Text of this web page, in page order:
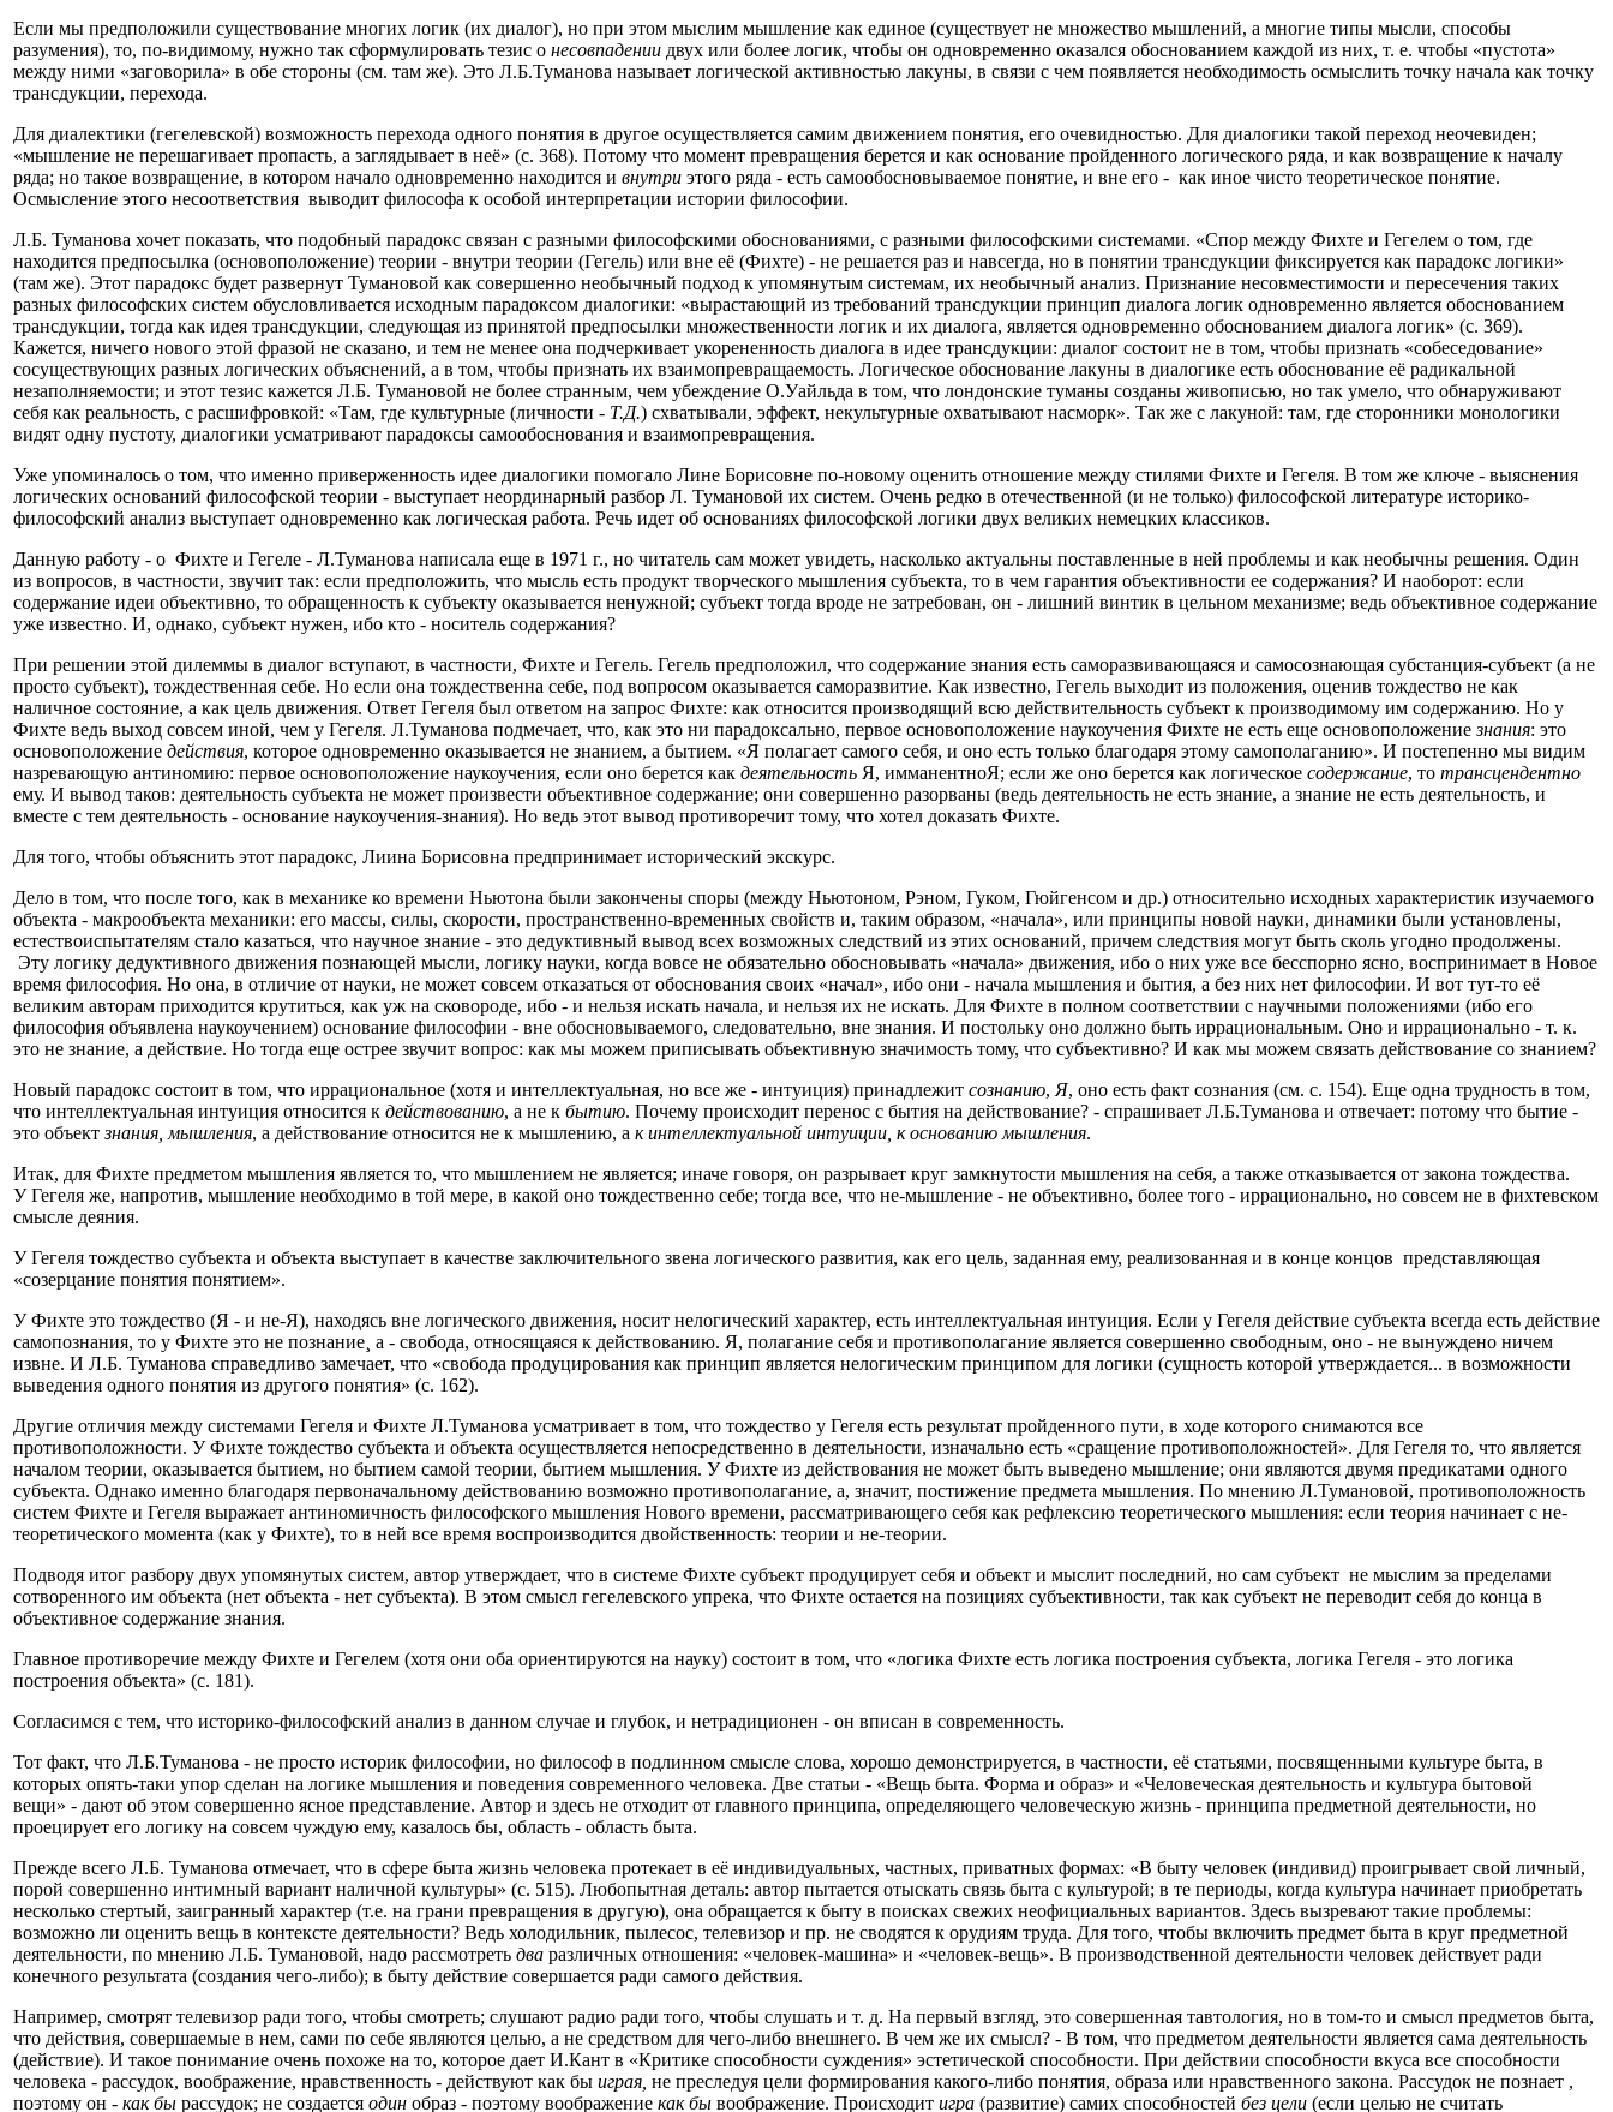
Если мы предположили существование многих логик (их диалог), но при этом мыслим мышление как единое (существует не множество мышлений, а многие типы мысли, способы
разумения), то, по-видимому, нужно так сформулировать тезис о несовпадении двух или более логик, чтобы он одновременно оказался обоснованием каждой из них, т. е. чтобы «пустота»
между ними «заговорила» в обе стороны (см. там же). Это Л.Б.Туманова называет логической активностью лакуны, в связи с чем появляется необходимость осмыслить точку начала как точку
трансдукции, перехода.
Для диалектики (гегелевской) возможность перехода одного понятия в другое осуществляется самим движением понятия, его очевидностью. Для диалогики такой переход неочевиден;
«мышление не перешагивает пропасть, а заглядывает в неё» (с. 368). Потому что момент превращения берется и как основание пройденного логического ряда, и как возвращение к началу
ряда; но такое возвращение, в котором начало одновременно находится и внутри этого ряда - есть самообосновываемое понятие, и вне его - как иное чисто теоретическое понятие.
Осмысление этого несоответствия выводит философа к особой интерпретации истории философии.
Л.Б. Туманова хочет показать, что подобный парадокс связан с разными философскими обоснованиями, с разными философскими системами. «Спор между Фихте и Гегелем о том, где
находится предпосылка (основоположение) теории - внутри теории (Гегель) или вне её (Фихте) - не решается раз и навсегда, но в понятии трансдукции фиксируется как парадокс логики»
(там же). Этот парадокс будет развернут Тумановой как совершенно необычный подход к упомянутым системам, их необычный анализ. Признание несовместимости и пересечения таких
разных философских систем обусловливается исходным парадоксом диалогики: «вырастающий из требований трансдукции принцип диалога логик одновременно является обоснованием
трансдукции, тогда как идея трансдукции, следующая из принятой предпосылки множественности логик и их диалога, является одновременно обоснованием диалога логик» (с. 369).
Кажется, ничего нового этой фразой не сказано, и тем не менее она подчеркивает укорененность диалога в идее трансдукции: диалог состоит не в том, чтобы признать «собеседование»
сосуществующих разных логических объяснений, а в том, чтобы признать их взаимопревращаемость. Логическое обоснование лакуны в диалогике есть обоснование её радикальной
незаполняемости; и этот тезис кажется Л.Б. Тумановой не более странным, чем убеждение О.Уайльда в том, что лондонские туманы созданы живописью, но так умело, что обнаруживают
себя как реальность, с расшифровкой: «Там, где культурные (личности - Т.Д.) схватывали, эффект, некультурные охватывают насморк». Так же с лакуной: там, где сторонники монологики
видят одну пустоту, диалогики усматривают парадоксы самообоснования и взаимопревращения.
Уже упоминалось о том, что именно приверженность идее диалогики помогало Лине Борисовне по-новому оценить отношение между стилями Фихте и Гегеля. В том же ключе - выяснения
логических оснований философской теории - выступает неординарный разбор Л. Тумановой их систем. Очень редко в отечественной (и не только) философской литературе историко-
философский анализ выступает одновременно как логическая работа. Речь идет об основаниях философской логики двух великих немецких классиков.
Данную работу - о Фихте и Гегеле - Л.Туманова написала еще в 1971 г., но читатель сам может увидеть, насколько актуальны поставленные в ней проблемы и как необычны решения. Один
из вопросов, в частности, звучит так: если предположить, что мысль есть продукт творческого мышления субъекта, то в чем гарантия объективности ее содержания? И наоборот: если
содержание идеи объективно, то обращенность к субъекту оказывается ненужной; субъект тогда вроде не затребован, он - лишний винтик в цельном механизме; ведь объективное содержание
уже известно. И, однако, субъект нужен, ибо кто - носитель содержания?
При решении этой дилеммы в диалог вступают, в частности, Фихте и Гегель. Гегель предположил, что содержание знания есть саморазвивающаяся и самосознающая субстанция-субъект (а не
просто субъект), тождественная себе. Но если она тождественна себе, под вопросом оказывается саморазвитие. Как известно, Гегель выходит из положения, оценив тождество не как
наличное состояние, а как цель движения. Ответ Гегеля был ответом на запрос Фихте: как относится производящий всю действительность субъект к производимому им содержанию. Но у
Фихте ведь выход совсем иной, чем у Гегеля. Л.Туманова подмечает, что, как это ни парадоксально, первое основоположение наукоучения Фихте не есть еще основоположениезнания: это
основоположение действия, которое одновременно оказывается не знанием, а бытием. «Я полагает самого себя, и оно есть только благодаря этому самополаганию». И постепенно мы видим
назревающую антиномию: первое основоположение наукоучения, если оно берется как деятельность Я, имманентноЯ; если же оно берется как логическое содержание, то трансцендентно
ему. И вывод таков: деятельность субъекта не может произвести объективное содержание; они совершенно разорваны (ведь деятельность не есть знание, а знание не есть деятельность, и
вместе с тем деятельность - основание наукоучения-знания). Но ведь этот вывод противоречит тому, что хотел доказать Фихте.
Для того, чтобы объяснить этот парадокс, Лиина Борисовна предпринимает исторический экскурс.
Дело в том, что после того, как в механике ко времени Ньютона были закончены споры (между Ньютоном, Рэном, Гуком, Гюйгенсом и др.) относительно исходных характеристик изучаемого
объекта - макрообъекта механики: его массы, силы, скорости, пространственно-временных свойств и, таким образом, «начала», или принципы новой науки, динамики были установлены,
естествоиспытателям стало казаться, что научное знание - это дедуктивный вывод всех возможных следствий из этих оснований, причем следствия могут быть сколь угодно продолжены.
Эту логику дедуктивного движения познающей мысли, логику науки, когда вовсе не обязательно обосновывать «начала» движения, ибо о них уже все бесспорно ясно, воспринимает в Новое
время философия. Но она, в отличие от науки, не может совсем отказаться от обоснования своих «начал», ибо они - начала мышления и бытия, а без них нет философии. И вот тут-то её
великим авторам приходится крутиться, как уж на сковороде, ибо - и нельзя искать начала, и нельзя их не искать. Для Фихте в полном соответствии с научными положениями (ибо его
философия объявлена наукоучением) основание философии - вне обосновываемого, следовательно, вне знания. И постольку оно должно быть иррациональным. Оно и иррационально - т. к.
это не знание, а действие. Но тогда еще острее звучит вопрос: как мы можем приписывать объективную значимость тому, что субъективно? И как мы можем связать действование со знанием?
Новый парадокс состоит в том, что иррациональное (хотя и интеллектуальная, но все же - интуиция) принадлежит сознанию, Я, оно есть факт сознания (см. с. 154). Еще одна трудность в том,
что интеллектуальная интуиция относится к действованию, а не к бытию. Почему происходит перенос с бытия на действование? - спрашивает Л.Б.Туманова и отвечает: потому что бытие -
это объектзнания, мышления, а действование относится не к мышлению, а к интеллектуальной интуиции, к основанию мышления.
Итак, для Фихте предметом мышления является то, что мышлением не является; иначе говоря, он разрывает круг замкнутости мышления на себя, а также отказывается от закона тождества.
У Гегеля же, напротив, мышление необходимо в той мере, в какой оно тождественно себе; тогда все, что не-мышление - не объективно, более того - иррационально, но совсем не в фихтевском
смысле деяния.
У Гегеля тождество субъекта и объекта выступает в качестве заключительного звена логического развития, как его цель, заданная ему, реализованная и в конце концов представляющая
«созерцание понятия понятием».
У Фихте это тождество (Я - и не-Я), находясь вне логического движения, носит нелогический характер, есть интеллектуальная интуиция. Если у Гегеля действие субъекта всегда есть действие
самопознания, то у Фихте это не познание¸ а - свобода, относящаяся к действованию. Я, полагание себя и противополагание является совершенно свободным, оно - не вынуждено ничем
извне. И Л.Б. Туманова справедливо замечает, что «свобода продуцирования как принцип является нелогическим принципом для логики (сущность которой утверждается... в возможности
выведения одного понятия из другого понятия» (с. 162).
Другие отличия между системами Гегеля и Фихте Л.Туманова усматривает в том, что тождество у Гегеля есть результат пройденного пути, в ходе которого снимаются все
противоположности. У Фихте тождество субъекта и объекта осуществляется непосредственно в деятельности, изначально есть «сращение противоположностей». Для Гегеля то, что является
началом теории, оказывается бытием, но бытием самой теории, бытием мышления. У Фихте из действования не может быть выведено мышление; они являются двумя предикатами одного
субъекта. Однако именно благодаря первоначальному действованию возможно противополагание, а, значит, постижение предмета мышления. По мнению Л.Тумановой, противоположность
систем Фихте и Гегеля выражает антиномичность философского мышления Нового времени, рассматривающего себя как рефлексию теоретического мышления: если теория начинает с не-
теоретического момента (как у Фихте), то в ней все время воспроизводится двойственность: теории и не-теории.
Подводя итог разбору двух упомянутых систем, автор утверждает, что в системе Фихте субъект продуцирует себя и объект и мыслит последний, но сам субъект не мыслим за пределами
сотворенного им объекта (нет объекта - нет субъекта). В этом смысл гегелевского упрека, что Фихте остается на позициях субъективности, так как субъект не переводит себя до конца в
объективное содержание знания.
Главное противоречие между Фихте и Гегелем (хотя они оба ориентируются на науку) состоит в том, что «логика Фихте есть логика построения субъекта, логика Гегеля - это логика
построения объекта» (с. 181).
Согласимся с тем, что историко-философский анализ в данном случае и глубок, и нетрадиционен - он вписан в современность.
Тот факт, что Л.Б.Туманова - не просто историк философии, но философ в подлинном смысле слова, хорошо демонстрируется, в частности, её статьями, посвященными культуре быта, в
которых опять-таки упор сделан на логике мышления и поведения современного человека. Две статьи - «Вещь быта. Форма и образ» и «Человеческая деятельность и культура бытовой
вещи» - дают об этом совершенно ясное представление. Автор и здесь не отходит от главного принципа, определяющего человеческую жизнь - принципа предметной деятельности, но
проецирует его логику на совсем чуждую ему, казалось бы, область - область быта.
Прежде всего Л.Б. Туманова отмечает, что в сфере быта жизнь человека протекает в её индивидуальных, частных, приватных формах: «В быту человек (индивид) проигрывает свой личный,
порой совершенно интимный вариант наличной культуры» (с. 515). Любопытная деталь: автор пытается отыскать связь быта с культурой; в те периоды, когда культура начинает приобретать
несколько стертый, заигранный характер (т.е. на грани превращения в другую), она обращается к быту в поисках свежих неофициальных вариантов. Здесь вызревают такие проблемы:
возможно ли оценить вещь в контексте деятельности? Ведь холодильник, пылесос, телевизор и пр. не сводятся к орудиям труда. Для того, чтобы включить предмет быта в круг предметной
деятельности, по мнению Л.Б. Тумановой, надо рассмотреть два различных отношения: «человек-машина» и «человек-вещь». В производственной деятельности человек действует ради
конечного результата (создания чего-либо); в быту действие совершается ради самого действия.
Например, смотрят телевизор ради того, чтобы смотреть; слушают радио ради того, чтобы слушать и т. д. На первый взгляд, это совершенная тавтология, но в том-то и смысл предметов быта,
что действия, совершаемые в нем, сами по себе являются целью, а не средством для чего-либо внешнего. В чем же их смысл? - В том, что предметом деятельности является сама деятельность
(действие). И такое понимание очень похоже на то, которое дает И.Кант в «Критике способности суждения» эстетической способности. При действии способности вкуса все способности
человека - рассудок, воображение, нравственность - действуют как бы играя, не преследуя цели формирования какого-либо понятия, образа или нравственного закона. Рассудок не познает ,
поэтому он - как бы рассудок; не создается один образ - поэтому воображение как бы воображение. Происходит игра (развитие) самих способностей без цели (если целью не считать